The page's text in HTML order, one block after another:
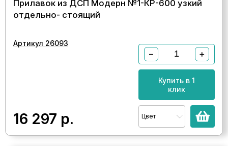
Прилавок из ДСП Модерн №1-КР-600 узкий
отдельно- стоящий
Артикул 26093
16 297 р.
− +
Купить в 1
клик
Цвет